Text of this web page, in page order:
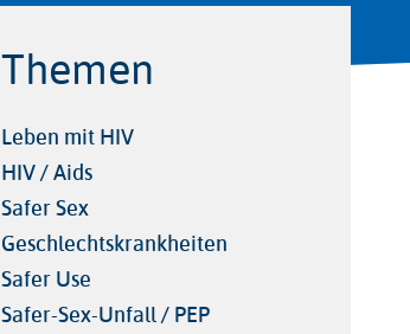
Themen
Leben mit HIV
HIV / Aids
Safer Sex
Geschlechtskrankheiten
Safer Use
Safer-Sex-Unfall / PEP